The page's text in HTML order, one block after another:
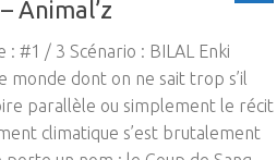
Animal’z
: #1 / 3 Scénario : BILAL Enki
monde dont on ne sait trop s’il
parallèle ou simplement le récit
climatique s’est brutalement